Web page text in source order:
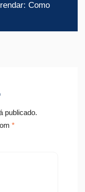
Como
publicado.
*